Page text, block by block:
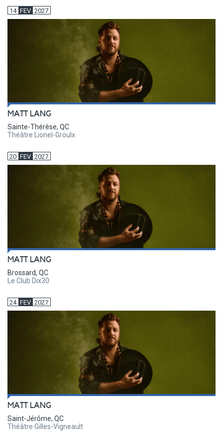
14 FEV 2027
MATT LANG
Sainte-Thérèse, QC
Théâtre Lionel-Groulx
20 FEV 2027
MATT LANG
Brossard, QC
Le Club Dix30
24 FEV 2027
MATT LANG
Saint-Jérôme, QC
Théâtre Gilles-Vigneault